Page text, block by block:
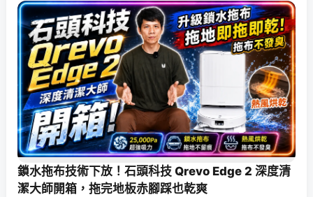
鎖水拖布技術下放！石頭科技 Qrevo Edge 2 深度清
潔大師開箱，拖完地板赤腳踩也乾爽